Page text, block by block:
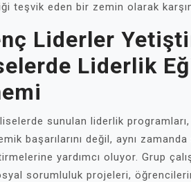
teşvik eden bir zemin olarak
Liderler
Liderlik
sunulan liderlik
başarılarını değil, aynı
yardımcı oluyor. Grup
sorumluluk projeleri,